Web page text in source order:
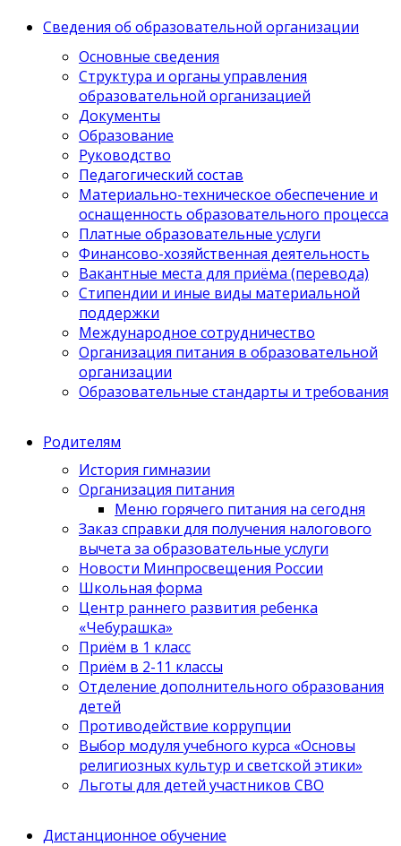
Сведения об образовательной организации
Основные сведения
Структура и органы управления
образовательной организацией
Документы
Образование
Руководство
Педагогический состав
Материально-техническое обеспечение и
оснащенность образовательного процесса
Платные образовательные услуги
Финансово-хозяйственная деятельность
Вакантные места для приёма (перевода)
Стипендии и иные виды материальной
поддержки
Международное сотрудничество
Организация питания в образовательной
организации
Образовательные стандарты и требования
Родителям
История гимназии
Организация питания
Меню горячего питания на сегодня
Заказ справки для получения налогового
вычета за образовательные услуги
Новости Минпросвещения России
Школьная форма
Центр раннего развития ребенка
«Чебурашка»
Приём в 1 класс
Приём в 2-11 классы
Отделение дополнительного образования
детей
Противодействие коррупции
Выбор модуля учебного курса «Основы
религиозных культур и светской этики»
Льготы для детей участников СВО
Дистанционное обучение